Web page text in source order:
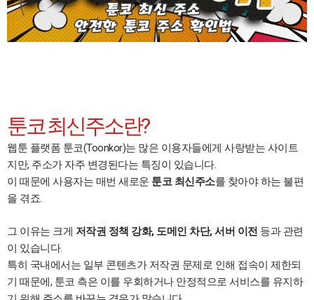
툰코 최신주소란?
웹툰 플랫폼 툰코(Toonkor)는 많은 이용자들에게 사랑받는 사이트
지만, 주소가 자주 변경된다는 특징이 있습니다.
이 때문에 사용자는 매번 새로운 툰코 최신주소를 찾아야 하는 불편
을 겪죠.
그 이유는 크게 저작권 정책 강화, 도메인 차단, 서버 이전 등과 관련
이 있습니다.
특히 국내에서는 일부 콘텐츠가 저작권 문제로 인해 접속이 제한되
기 때문에, 툰코 측은 이를 우회하거나 안정적으로 서비스를 유지하